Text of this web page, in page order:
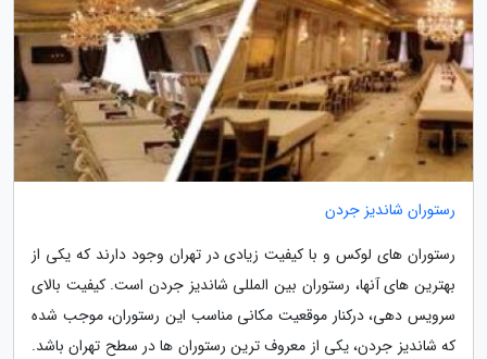
رستوران شاندیز جردن
رستوران های لوکس و با کیفیت زیادی در تهران وجود دارند که یکی از
بهترین های آنها، رستوران بین المللی شاندیز جردن است. کیفیت بالای
سرویس دهی، درکنار موقعیت مکانی مناسب این رستوران، موجب شده
که شاندیز جردن، یکی از معروف ترین رستوران ها در سطح تهران باشد.